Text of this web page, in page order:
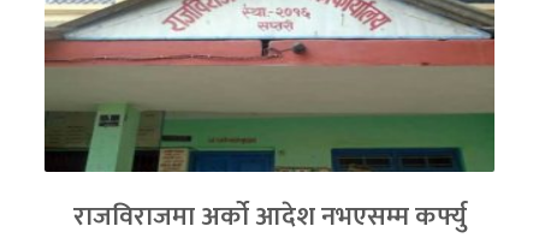
राजविराजमा अर्को आदेश नभएसम्म कर्फ्यु